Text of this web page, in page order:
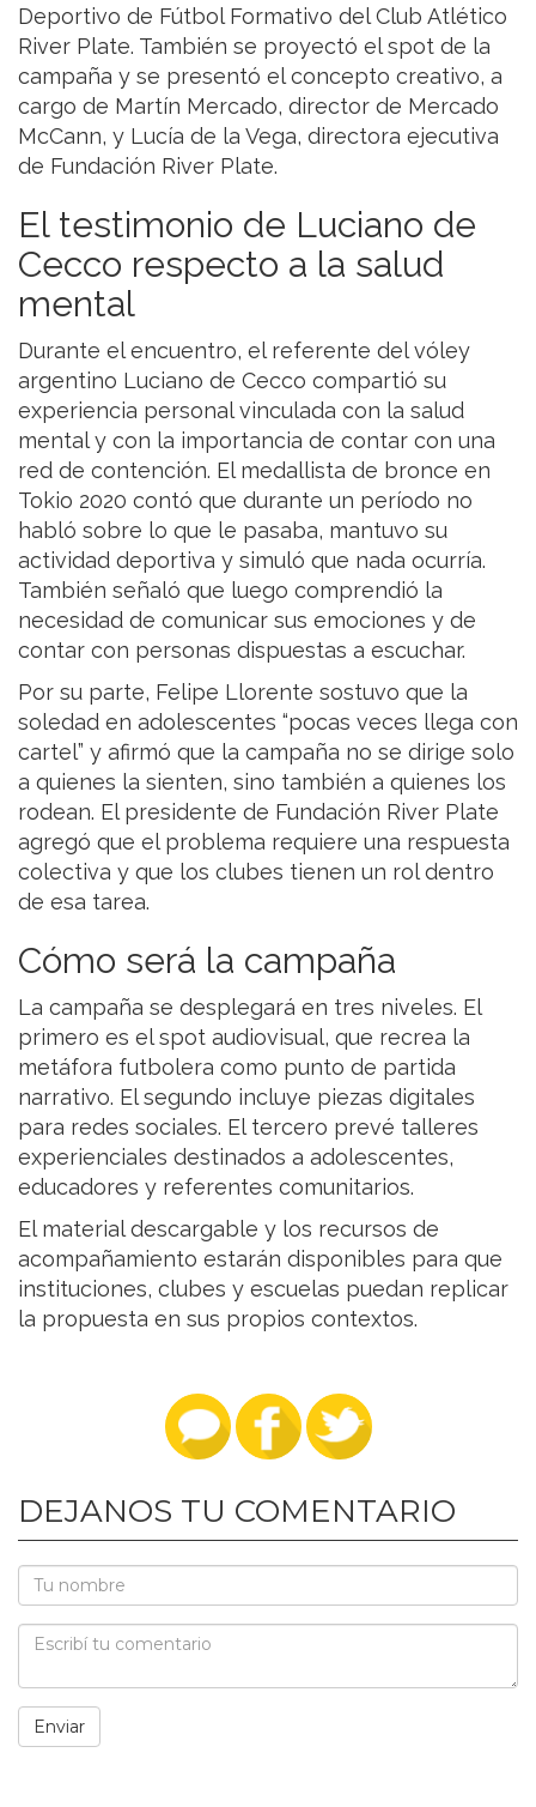
Deportivo de Fútbol Formativo del Club Atlético
River Plate. También se proyectó el spot de la
campaña y se presentó el concepto creativo, a
cargo de Martín Mercado, director de Mercado
McCann, y Lucía de la Vega, directora ejecutiva
de Fundación River Plate.
El testimonio de Luciano de
Cecco respecto a la salud
mental
Durante el encuentro, el referente del vóley
argentino Luciano de Cecco compartió su
experiencia personal vinculada con la salud
mental y con la importancia de contar con una
red de contención. El medallista de bronce en
Tokio 2020 contó que durante un período no
habló sobre lo que le pasaba, mantuvo su
actividad deportiva y simuló que nada ocurría.
También señaló que luego comprendió la
necesidad de comunicar sus emociones y de
contar con personas dispuestas a escuchar.
Por su parte, Felipe Llorente sostuvo que la
soledad en adolescentes “pocas veces llega con
cartel” y afirmó que la campaña no se dirige solo
a quienes la sienten, sino también a quienes los
rodean. El presidente de Fundación River Plate
agregó que el problema requiere una respuesta
colectiva y que los clubes tienen un rol dentro
de esa tarea.
Cómo será la campaña
La campaña se desplegará en tres niveles. El
primero es el spot audiovisual, que recrea la
metáfora futbolera como punto de partida
narrativo. El segundo incluye piezas digitales
para redes sociales. El tercero prevé talleres
experienciales destinados a adolescentes,
educadores y referentes comunitarios.
El material descargable y los recursos de
acompañamiento estarán disponibles para que
instituciones, clubes y escuelas puedan replicar
la propuesta en sus propios contextos.
DEJANOS TU COMENTARIO